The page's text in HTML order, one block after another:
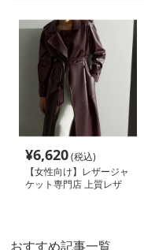
¥6,620(税込)
【女性向け】レザージャ
ケット専門店 上質レザ
おすすめ記事一覧